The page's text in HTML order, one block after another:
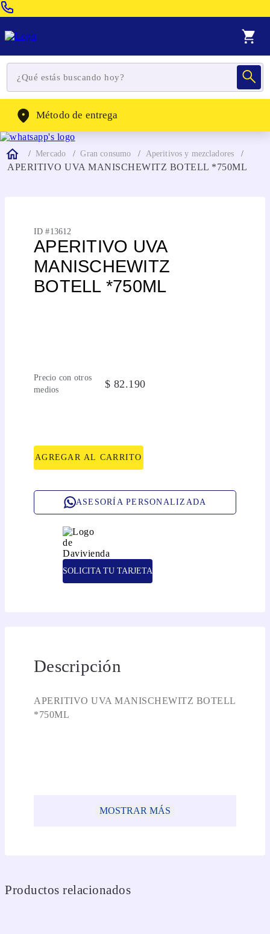
WhatsApp: (302) 262-4104
Método de entrega
Mercado Gran consumo Aperitivos y mezcladores
APERITIVO UVA MANISCHEWITZ BOTELL *750ML
ID #13612
APERITIVO UVA
MANISCHEWITZ
BOTELL *750ML
Precio con otros
medios
$ 82.190
AGREGAR AL CARRITO
ASESORÍA PERSONALIZADA
SOLICITA TU TARJETA
Descripción
APERITIVO UVA MANISCHEWITZ BOTELL
*750ML
MOSTRAR MÁS
Productos relacionados